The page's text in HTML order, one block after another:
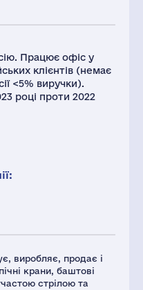
виробляє, продає і
крани, баштові
стрілою та
Працює офіс у
клієнтів (немає
<5% виручки).
році проти 2022